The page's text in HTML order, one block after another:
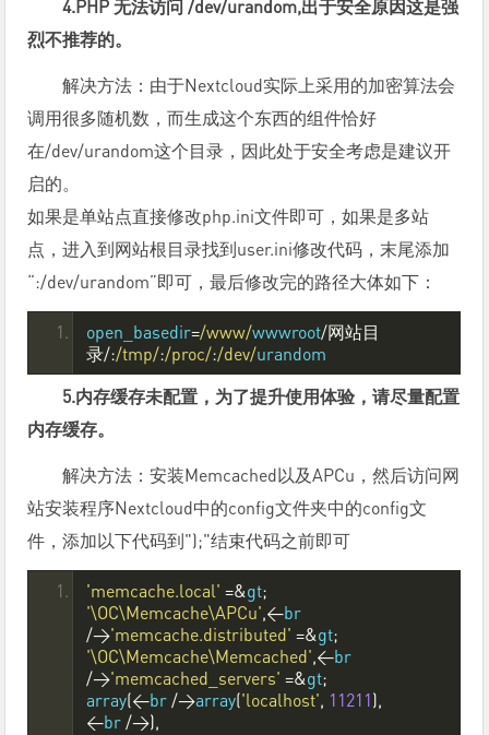
4.PHP 无法访问 /dev/urandom,出于安全原因这是强
烈不推荐的。
解决方法：由于Nextcloud实际上采用的加密算法会
调用很多随机数，而生成这个东西的组件恰好
在/dev/urandom这个目录，因此处于安全考虑是建议开
启的。
如果是单站点直接修改php.ini文件即可，如果是多站
点，进入到网站根目录找到user.ini修改代码，末尾添加
“:/dev/urandom”即可，最后修改完的路径大体如下：
open_basedir=/www/wwwroot/网站目
录/:/tmp/:/proc/:/dev/urandom
5.内存缓存未配置，为了提升使用体验，请尽量配置
内存缓存。
解决方法：安装Memcached以及APCu，然后访问网
站安装程序Nextcloud中的config文件夹中的config文
件，添加以下代码到");"结束代码之前即可
'memcache.local' =&gt;
'\OC\Memcache\APCu',<
/>'memcache.distributed' =&gt;
'\OC\Memcache\Memcached',<
/>'memcached_servers' =&gt;
array(<br />array('localhost', 11211),
<br />),